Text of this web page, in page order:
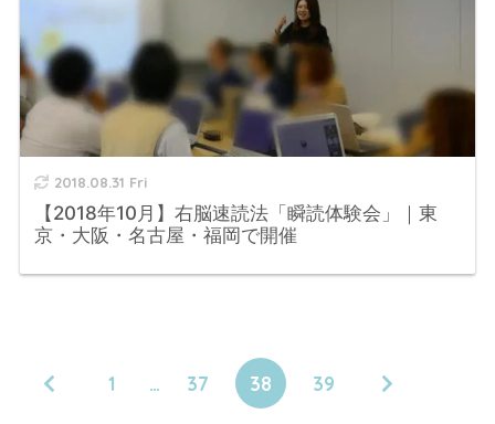
2018.08.31 Fri
【2018年10月】右脳速読法「瞬読体験会」｜東
京・大阪・名古屋・福岡で開催
1 … 37 38 39